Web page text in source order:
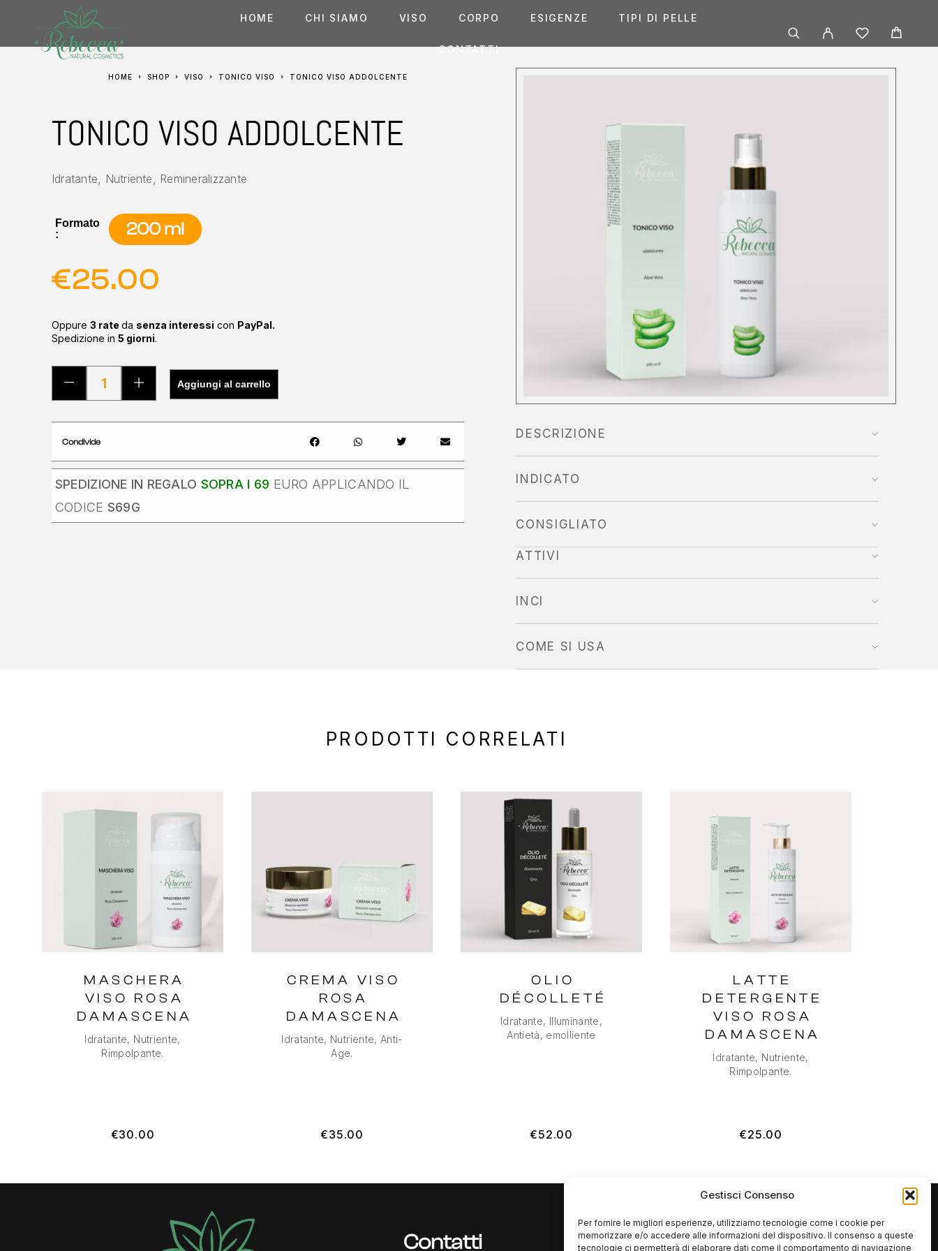
Gestisci Consenso
Per fornire le migliori esperienze, utilizziamo tecnologie come i cookie per
memorizzare e/o accedere alle informazioni del dispositivo. Il consenso a queste
tecnologie ci permetterà di elaborare dati come il comportamento di navigazione
HOME CHI SIAMO VISO CORPO ESIGENZE TIPI DI PELLE
CONTATTI
HOME SHOP VISO TONICO VISO TONICO VISO ADDOLCENTE
TONICO VISO ADDOLCENTE
Idratante, Nutriente, Remineralizzante
Formato
:
200 ml
€25.00
Oppure 3 rate da senza interessi con PayPal.
Spedizione in 5 giorni.
Aggiungi al carrello
Condivide
SPEDIZIONE IN REGALO SOPRA I 69 EURO APPLICANDO IL
CODICE S69G
DESCRIZIONE
INDICATO
CONSIGLIATO
ATTIVI
INCI
COME SI USA
PRODOTTI CORRELATI
MASCHERA
VISO ROSA
DAMASCENA
Idratante, Nutriente,
Rimpolpante.
€30.00
CREMA VISO
ROSA
DAMASCENA
Idratante, Nutriente, Anti-
Age.
€35.00
OLIO
DÉCOLLETÉ
Idratante, Illuminante,
Antietà, emolliente
€52.00
LATTE
DETERGENTE
VISO ROSA
DAMASCENA
Idratante, Nutriente,
Rimpolpante.
€25.00
Contatti